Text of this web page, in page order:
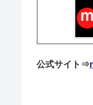
公式サイト⇒